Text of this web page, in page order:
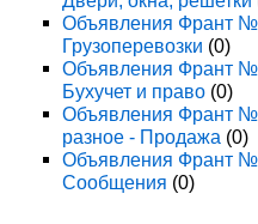
Объявления Франт
Грузоперевозки (0)
Объявления Франт
Бухучет и право (0)
Объявления Франт
разное - Продажа (0)
Объявления Франт
Сообщения (0)